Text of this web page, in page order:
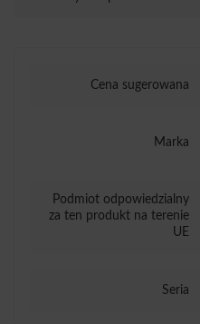
Cena sugerowana
Marka
Podmiot odpowiedzialny
za ten produkt na terenie
UE
Seria